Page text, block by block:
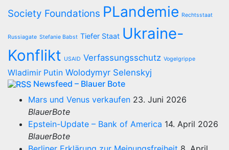
Society Foundations PLandemie Rechtsstaat
Russiagate Stefanie Babst Tiefer Staat Ukraine-
Konflikt USAID Verfassungsschutz Vogelgrippe
Wladimir Putin Wolodymyr Selenskyj
Newsfeed – Blauer Bote
Mars und Venus verkaufen 23. Juni 2026
BlauerBote
Epstein-Update – Bank of America 14. April 2026
BlauerBote